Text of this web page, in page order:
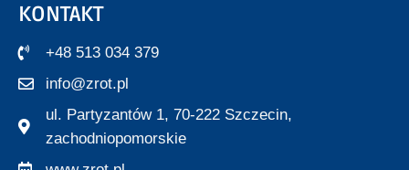
KONTAKT
+48 513 034 379
info@zrot.pl
ul. Partyzantów 1, 70-222 Szczecin,
zachodniopomorskie